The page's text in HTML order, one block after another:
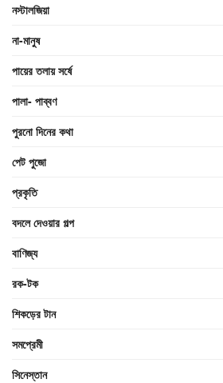
নস্টালজিয়া
না-মানুষ
পায়ের তলায় সর্ষে
পালা- পাব্বণ
পুরনো দিনের কথা
পেট পুজো
প্রকৃতি
বদলে দেওয়ার গল্প
বাণিজ্য
রক-টক
শিকড়ের টান
সমপ্রেমী
সিনেস্তান